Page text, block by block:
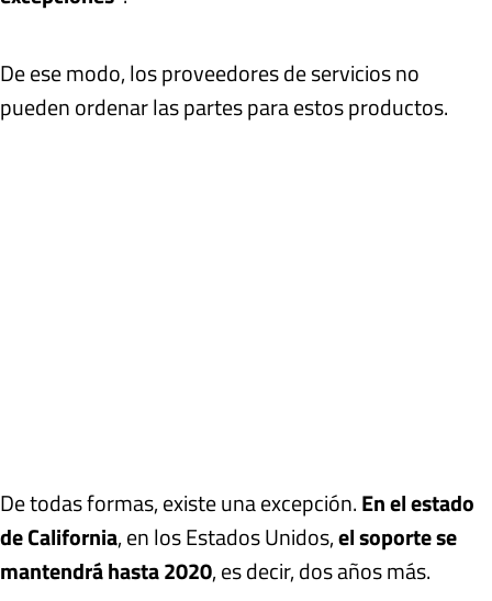
De ese modo, los proveedores de servicios no
pueden ordenar las partes para estos productos.
De todas formas, existe una excepción.En el estado
de California, en los Estados Unidos,el soporte se
mantendrá hasta 2020, es decir, dos años más.